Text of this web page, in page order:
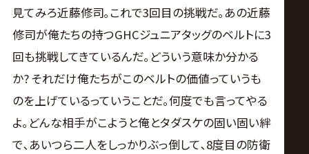
見てみろ近藤修司｡これで3回目の挑戦だ｡あの近藤
修司が俺たちの持つGHCジュニアタッグのベルトに3
回も挑戦してきているんだ｡どういう意味か分かる
か? それだけ俺たちがこのベルトの価値っていうも
のを上げているっていうことだ｡何度でも言ってやる
よ｡どんな相手がこようと俺とタダスケの固い固い絆
で､あいつら二人をしっかりぶっ倒して､8度目の防衛